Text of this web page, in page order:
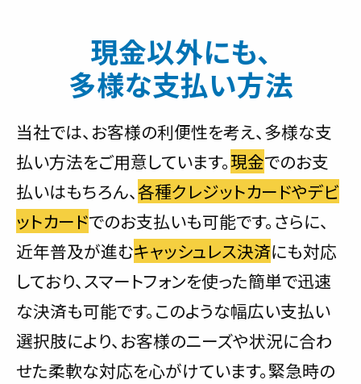
現金以外にも、
多様な支払い方法
当社では、お客様の利便性を考え、多様な支
払い方法をご用意しています。現金でのお支
払いはもちろん、各種クレジットカードやデビ
ットカードでのお支払いも可能です。さらに、
近年普及が進むキャッシュレス決済にも対応
しており、スマートフォンを使った簡単で迅速
な決済も可能です。このような幅広い支払い
選択肢により、お客様のニーズや状況に合わ
せた柔軟な対応を心がけています。緊急時の